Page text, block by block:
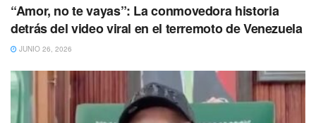
“Amor, no te vayas”: La conmovedora historia
detrás del video viral en el terremoto de Venezuela
JUNIO 26, 2026